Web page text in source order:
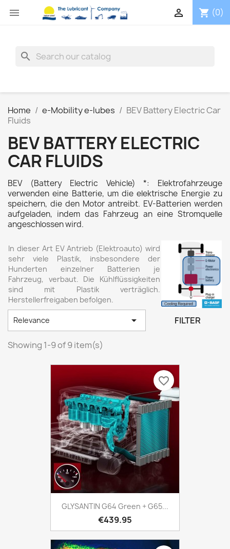
 shopping_cart (0)

search
Home e-Mobility e-lubes
BEV Battery Electric Car
Fluids
BEV BATTERY ELECTRIC
CAR FLUIDS
BEV (Battery Electric Vehicle) *: Elektrofahrzeuge
verwenden eine Batterie, um die elektrische Energie zu
speichern, die den Motor antreibt. EV-Batterien werden
aufgeladen, indem das Fahrzeug an eine Stromquelle
angeschlossen wird.
In dieser Art EV Antrieb (Elektroauto) wird
sehr viele Plastik, insbesondere der
Hunderten einzelner Batterien je
Fahrzeug, verbaut. Die Kühlflüssigkeiten
sind mit Plastik verträglich.
Herstellerfreigaben befolgen.
Relevance  FILTER
Showing 1-9 of 9 item(s)
GLYSANTIN G64 Green + G65...
€439.95
favorite_border